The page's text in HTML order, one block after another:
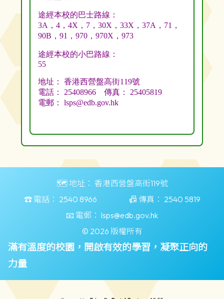
🗺️ 地址： 香港西營盤高街119號
☎️ 電話： 2540 8966 📠 傳真： 2540 5819
📧 電郵： lsps@edb.gov.hk
© 2026 版權所有
滿有溫度的校園，開啟有效的學習，凝聚正向的
力量